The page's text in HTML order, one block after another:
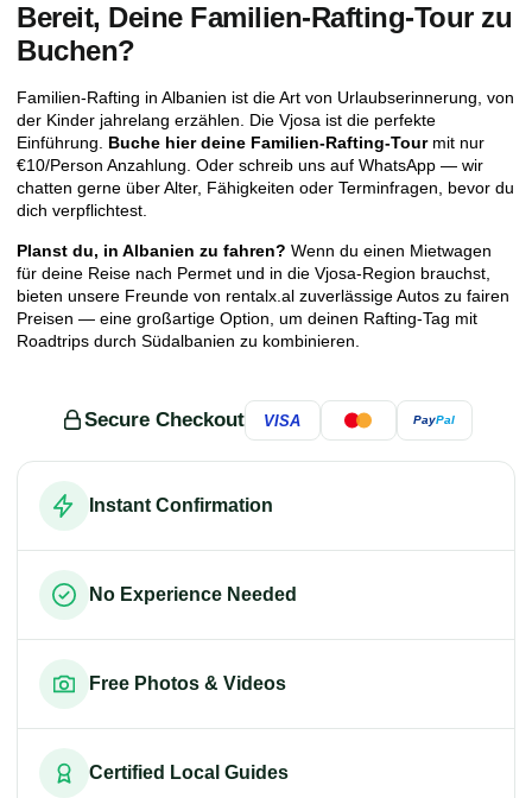
Bereit, Deine Familien-Rafting-Tour zu
Buchen?
Familien-Rafting in Albanien ist die Art von Urlaubserinnerung, von
der Kinder jahrelang erzählen. Die Vjosa ist die perfekte
Einführung. Buche hier deine Familien-Rafting-Tourmit nur
€10/Person Anzahlung. Oder schreib uns auf WhatsApp — wir
chatten gerne über Alter, Fähigkeiten oder Terminfragen, bevor du
dich verpflichtest.
Planst du, in Albanien zu fahren? Wenn du einen Mietwagen
für deine Reise nach Permet und in die Vjosa-Region brauchst,
bieten unsere Freunde von rentalx.al zuverlässige Autos zu fairen
Preisen — eine großartige Option, um deinen Rafting-Tag mit
Roadtrips durch Südalbanien zu kombinieren.
Secure Checkout VISA PayPal
Instant Confirmation
No Experience Needed
Free Photos & Videos
Certified Local Guides